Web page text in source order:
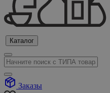
Каталог
Заказы